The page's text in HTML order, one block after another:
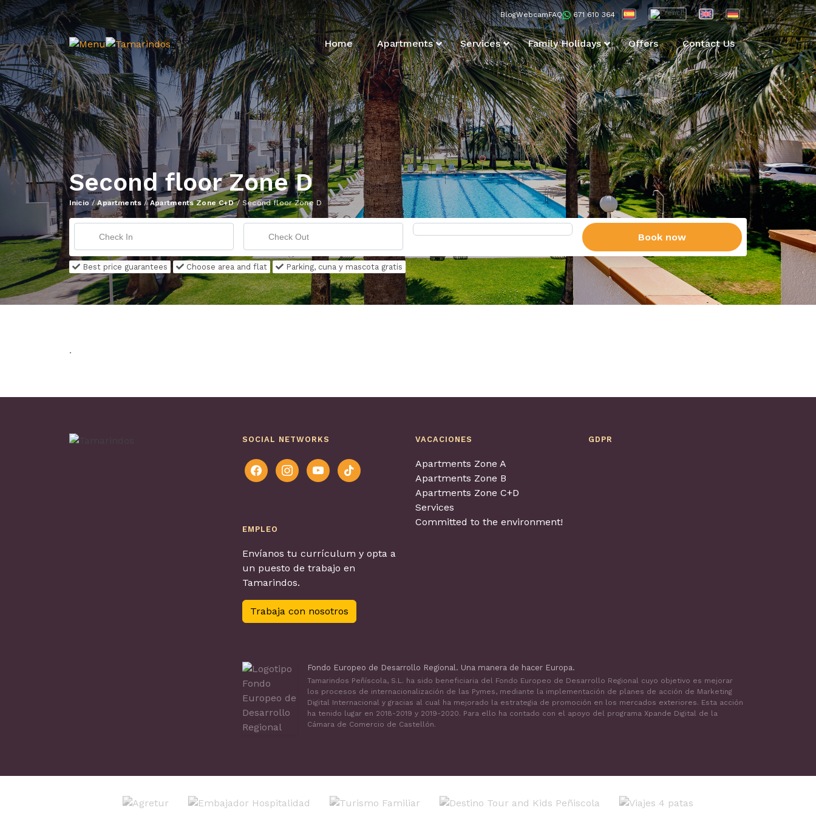
BlogWebcamFAQ 671 610 364
Home Apartments Services Family Holidays Offers Contact Us
Second floor Zone D
Inicio/Apartments /Apartments Zone C+D/Second floor Zone D
Book now
Best price guarantees Choose area and flat Parking, cuna y mascota gratis
.
SOCIAL NETWORKS
facebookinstagramyoutubetiktok
EMPLEO
Envíanos tu currículum y opta a
un puesto de trabajo en
Tamarindos.
Trabaja con nosotros
VACACIONES
Apartments Zone A
Apartments Zone B
Apartments Zone C+D
Services
Committed to the environment!
GDPR
Fondo Europeo de Desarrollo Regional. Una manera de hacer Europa.
Tamarindos Peñíscola, S.L. ha sido beneficiaria del Fondo Europeo de Desarrollo Regional cuyo objetivo es mejorar
los procesos de internacionalización de las Pymes, mediante la implementación de planes de acción de Marketing
Digital Internacional y gracias al cual ha mejorado la estrategia de promoción en los mercados exteriores. Esta acción
ha tenido lugar en 2018-2019 y 2019-2020. Para ello ha contado con el apoyo del programa Xpande Digital de la
Cámara de Comercio de Castellón.